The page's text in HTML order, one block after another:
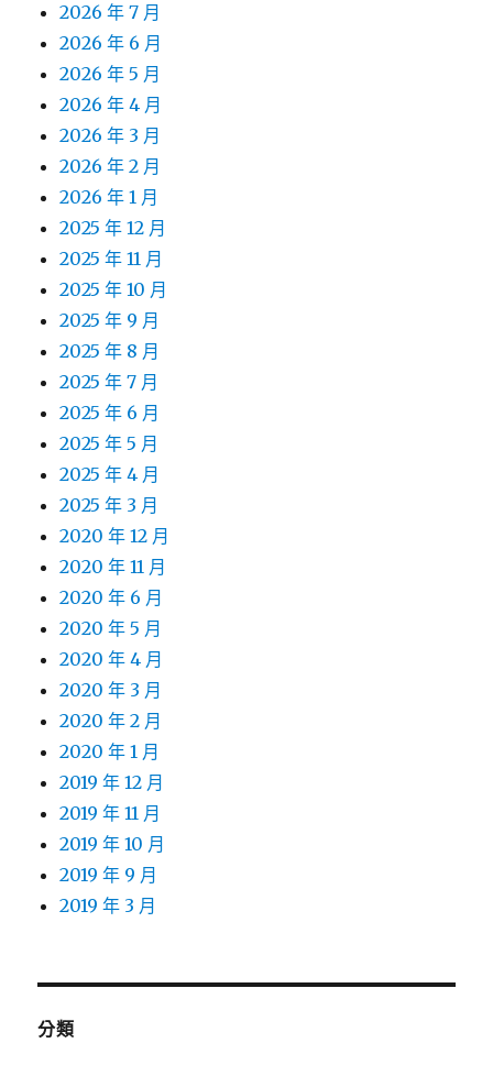
2026 年 7 月
2026 年 6 月
2026 年 5 月
2026 年 4 月
2026 年 3 月
2026 年 2 月
2026 年 1 月
2025 年 12 月
2025 年 11 月
2025 年 10 月
2025 年 9 月
2025 年 8 月
2025 年 7 月
2025 年 6 月
2025 年 5 月
2025 年 4 月
2025 年 3 月
2020 年 12 月
2020 年 11 月
2020 年 6 月
2020 年 5 月
2020 年 4 月
2020 年 3 月
2020 年 2 月
2020 年 1 月
2019 年 12 月
2019 年 11 月
2019 年 10 月
2019 年 9 月
2019 年 3 月
分類